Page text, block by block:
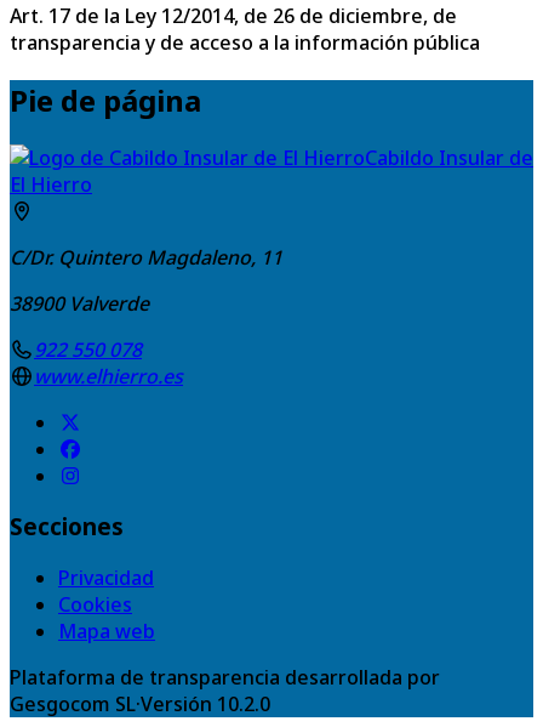
Art. 17 de la Ley 12/2014, de 26 de diciembre, de
transparencia y de acceso a la información pública
Pie de página
Cabildo Insular de
El Hierro
C/Dr. Quintero Magdaleno, 11
38900 Valverde
922 550 078
www.elhierro.es
Secciones
Privacidad
Cookies
Mapa web
Plataforma de transparencia desarrollada por
Gesgocom SL·Versión 10.2.0